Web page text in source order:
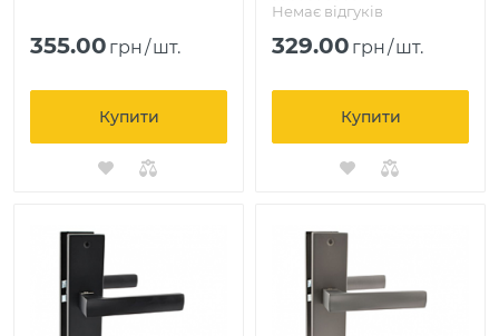
355.00 грн/шт.
Купити
Немає відгуків
329.00 грн/шт.
Купити